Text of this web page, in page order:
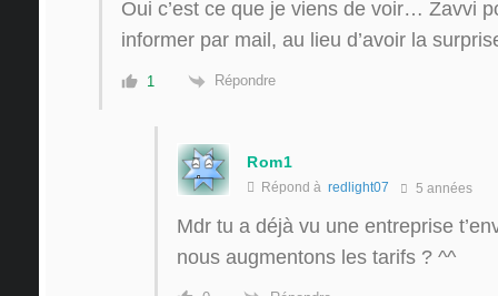
Oui c’est ce que je viens de voir… Zavvi
informer par mail, au lieu d’avoir la
1 Répondre
Rom1
Répond à redlight07 5 années
Mdr tu a déjà vu une entreprise
nous augmentons les tarifs ? ^^